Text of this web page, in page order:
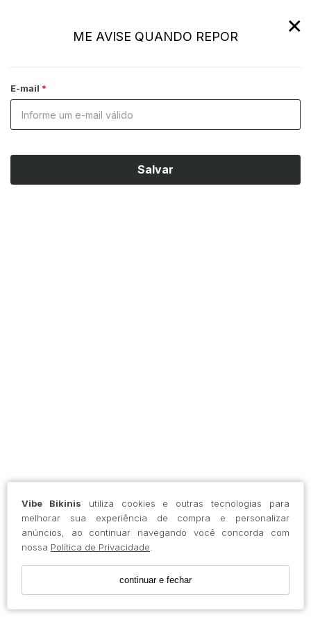
Vibe Bikinis utiliza cookies e outras tecnologias para
melhorar sua experiência de compra e personalizar
anúncios, ao continuar navegando você concorda com
nossa Política de Privacidade
continuar e fechar
×
ME AVISE QUANDO REPOR
E-mail
Salvar